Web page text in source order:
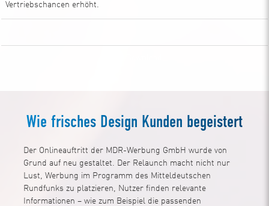
Vertriebschancen erhöht.
Wie frisches Design Kunden begeistert
Der Onlineauftritt der MDR-Werbung GmbH wurde von
Grund auf neu gestaltet. Der Relaunch macht nicht nur
Lust, Werbung im Programm des Mitteldeutschen
Rundfunks zu platzieren, Nutzer finden relevante
Informationen – wie zum Beispiel die passenden